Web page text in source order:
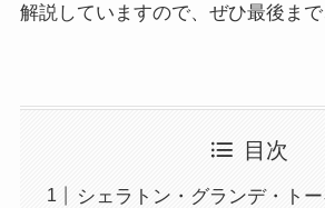
解説していますので、ぜひ最後まで
目次
シェラトン・グランデ・ト